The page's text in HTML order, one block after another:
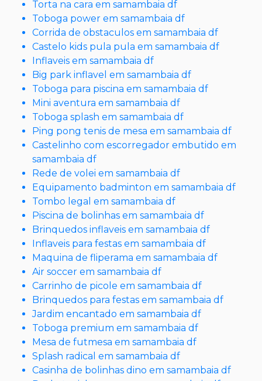
Torta na cara em samambaia df
Toboga power em samambaia df
Corrida de obstaculos em samambaia df
Castelo kids pula pula em samambaia df
Inflaveis em samambaia df
Big park inflavel em samambaia df
Toboga para piscina em samambaia df
Mini aventura em samambaia df
Toboga splash em samambaia df
Ping pong tenis de mesa em samambaia df
Castelinho com escorregador embutido em
samambaia df
Rede de volei em samambaia df
Equipamento badminton em samambaia df
Tombo legal em samambaia df
Piscina de bolinhas em samambaia df
Brinquedos inflaveis em samambaia df
Inflaveis para festas em samambaia df
Maquina de fliperama em samambaia df
Air soccer em samambaia df
Carrinho de picole em samambaia df
Brinquedos para festas em samambaia df
Jardim encantado em samambaia df
Toboga premium em samambaia df
Mesa de futmesa em samambaia df
Splash radical em samambaia df
Casinha de bolinhas dino em samambaia df